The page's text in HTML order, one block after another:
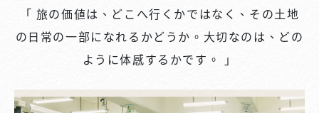
「 旅の価値は、どこへ行くかではなく、その土地
の日常の一部になれるかどうか。大切なのは、どの
ように体感するかです。 」